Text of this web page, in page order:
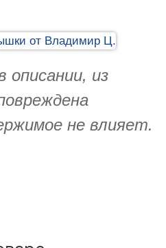
описании, из
не влияет.